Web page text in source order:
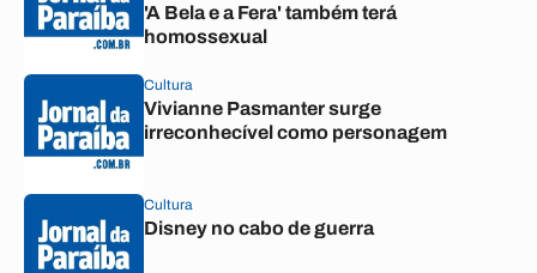
'A Bela e a Fera' também terá
homossexual
Cultura
Vivianne Pasmanter surge
irreconhecível como personagem
Cultura
Disney no cabo de guerra